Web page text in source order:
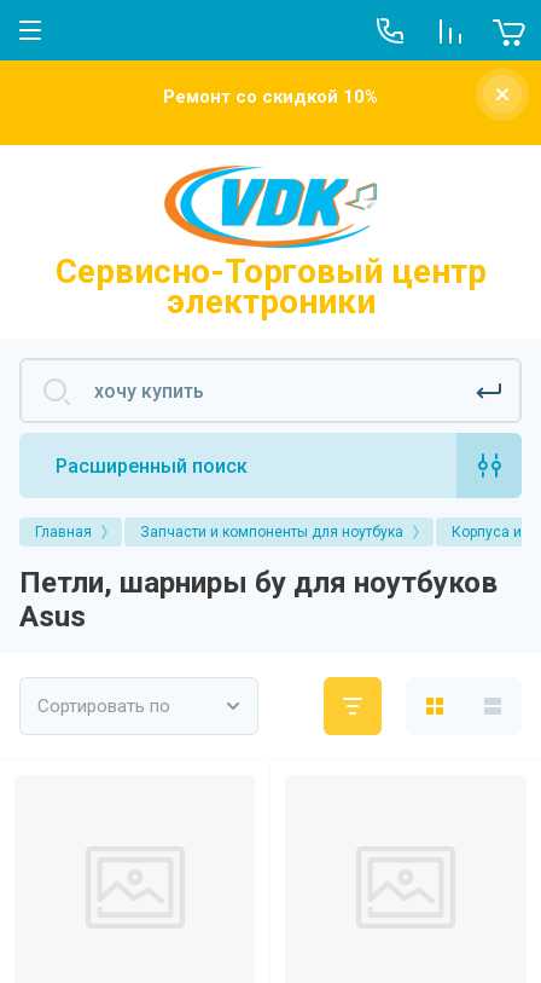
О компании
Новости
Напишите нам
Ремонт со скидкой 10%
Сервисно-Торговый центр
электроники
Расширенный поиск
Главная Запчасти и компоненты для ноутбука Корпуса и
Петли, шарниры бу для ноутбуков
Asus
Сортировать по